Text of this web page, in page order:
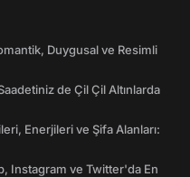
Duygusal ve Resimli
de Çil Çil Altınlarda
Enerjileri ve Şifa Alanları:
Instagram ve Twitter'da En